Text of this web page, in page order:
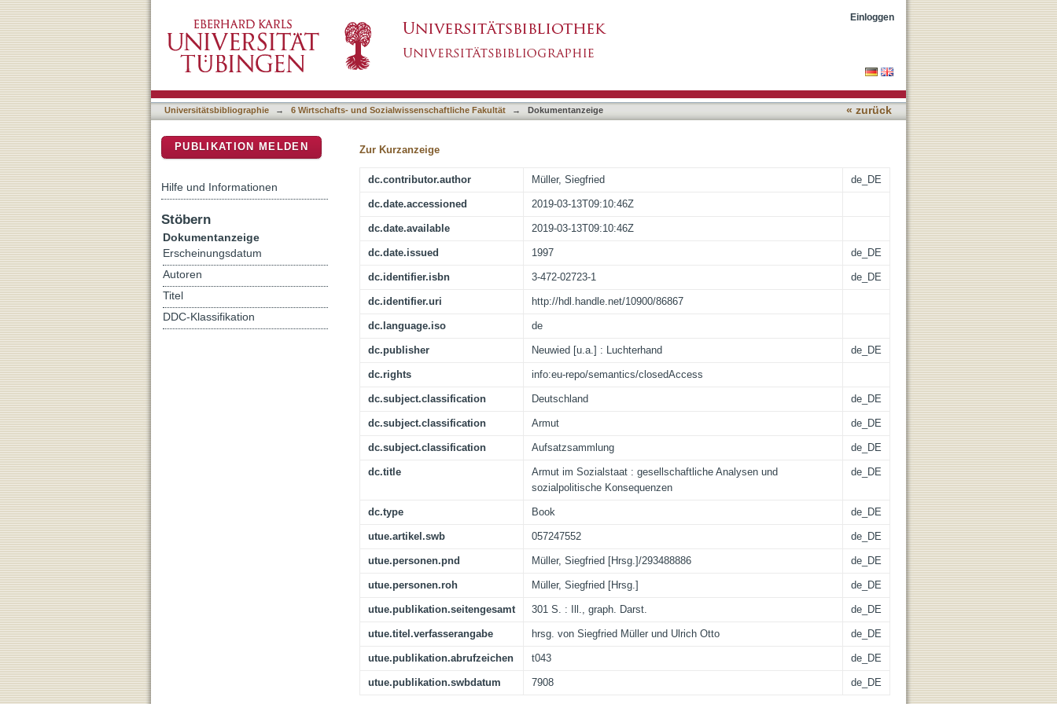
Einloggen
Universitätsbibliographie → 6 Wirtschafts- und Sozialwissenschaftliche Fakultät → Dokumentanzeige « zurück
Zur Kurzanzeige
dc.contributor.author Müller, Siegfried de_DE
dc.date.accessioned 2019-03-13T09:10:46Z
dc.date.available 2019-03-13T09:10:46Z
dc.date.issued 1997 de_DE
dc.identifier.isbn 3-472-02723-1 de_DE
dc.identifier.uri http://hdl.handle.net/10900/86867
dc.language.iso de
dc.publisher Neuwied [u.a.] : Luchterhand de_DE
dc.rights info:eu-repo/semantics/closedAccess
dc.subject.classification Deutschland de_DE
dc.subject.classification Armut de_DE
dc.subject.classification Aufsatzsammlung de_DE
dc.title
Armut im Sozialstaat : gesellschaftliche Analysen und
sozialpolitische Konsequenzen
de_DE
dc.type Book de_DE
utue.artikel.swb 057247552 de_DE
utue.personen.pnd Müller, Siegfried [Hrsg.]/293488886 de_DE
utue.personen.roh Müller, Siegfried [Hrsg.] de_DE
utue.publikation.seitengesamt 301 S. : Ill., graph. Darst. de_DE
utue.titel.verfasserangabe hrsg. von Siegfried Müller und Ulrich Otto de_DE
utue.publikation.abrufzeichen t043 de_DE
utue.publikation.swbdatum 7908 de_DE
PUBLIKATION MELDEN
Hilfe und Informationen
Stöbern
Dokumentanzeige
Erscheinungsdatum
Autoren
Titel
DDC-Klassifikation